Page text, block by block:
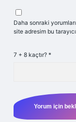
Daha sonraki
site adresim bu
7 + 8 kaçtır? *